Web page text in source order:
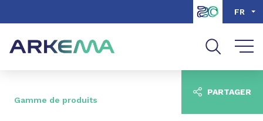
Aller à la recherche
FR
Gamme de produits
PARTAGER